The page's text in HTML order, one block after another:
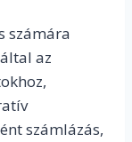
számára
az
számlázás,